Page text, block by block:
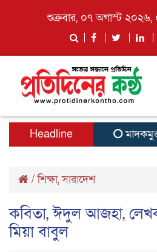
শুক্রবার, ০৭ অগাস্ট ২০২৬,
Headline মাদকমুক্ত
/শিক্ষা,সারাদেশ
কবিতা, ঈদুল আজহা,
মিয়া বাবুল